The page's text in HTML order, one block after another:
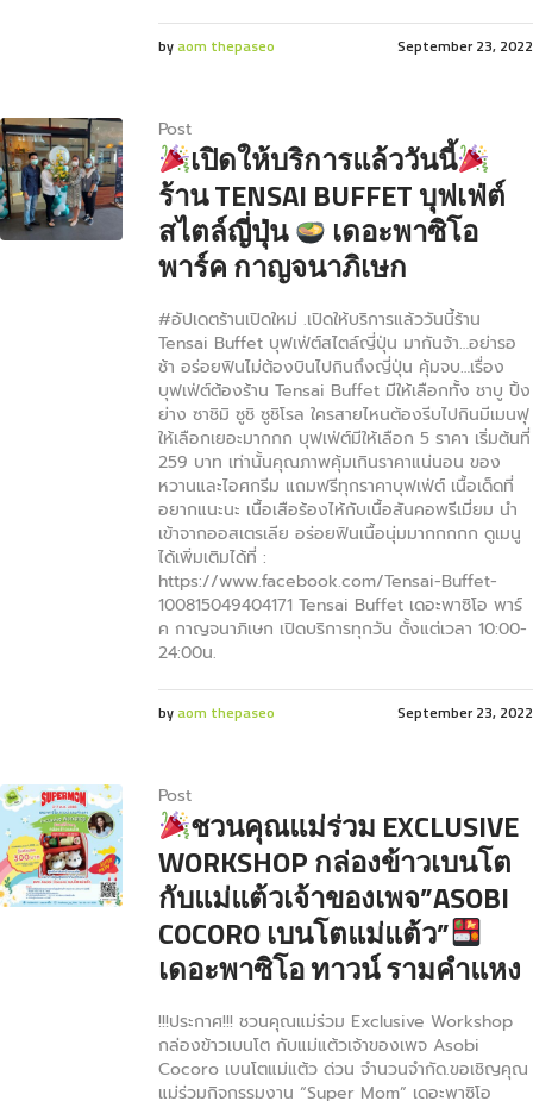
September 23, 2022
byaom thepaseo
Post
เปิดให้บริการแล้ววันนี้
ร้าน TENSAI BUFFET บุฟเฟ่ต์
สไตล์ญี่ปุ่น
เดอะพาซิโอ
พาร์ค กาญจนาภิเษก
#อัปเดตร้านเปิดใหม่ .เปิดให้บริการแล้ววันนี้ร้าน
Tensai Buffet บุฟเฟ่ต์สไตล์ญี่ปุ่น มากันจ้า…อย่ารอ
ช้า อร่อยฟินไม่ต้องบินไปกินถึงญี่ปุ่น คุ้มจบ…เรื่อง
บุฟเฟ่ต์ต้องร้าน Tensai Buffet มีให้เลือกทั้ง ชาบู ปิ้ง
ย่าง ซาชิมิ ซูชิ ซูชิโรล ใครสายไหนต้องรีบไปกินมีเมนฟุ
ให้เลือกเยอะมากกก บุฟเฟ่ต์มีให้เลือก 5 ราคา เริ่มต้นที่
259 บาท เท่านั้นคุณภาพคุ้มเกินราคาแน่นอน ของ
หวานและไอศกรีม แถมฟรีทุกราคาบุฟเฟ่ต์ เนื้อเด็ดที่
อยากแนะนะ เนื้อเสือร้องไห้กับเนื้อสันคอพรีเมี่ยม นำ
เข้าจากออสเตรเลีย อร่อยฟินเนื้อนุ่มมากกกกก ดูเมนู
ได้เพิ่มเติมได้ที่ :
https://www.facebook.com/Tensai-Buffet-
100815049404171 Tensai Buffet เดอะพาซิโอ พาร์
ค กาญจนาภิเษก เปิดบริการทุกวัน ตั้งแต่เวลา 10:00-
24:00น.
September 23, 2022
byaom thepaseo
Post
ชวนคุณแม่ร่วม EXCLUSIVE
WORKSHOP กล่องข้าวเบนโต
กับแม่แต้วเจ้าของเพจ”ASOBI
COCORO เบนโตแม่แต้ว”
เดอะพาซิโอ ทาวน์ รามคำแหง
!!!ประกาศ!!! ชวนคุณแม่ร่วม Exclusive Workshop
กล่องข้าวเบนโต กับแม่แต้วเจ้าของเพจ Asobi
Cocoro เบนโตแม่แต้ว ด่วน จำนวนจำกัด.ขอเชิญคุณ
แม่ร่วมกิจกรรมงาน “Super Mom” เดอะพาซิโอ